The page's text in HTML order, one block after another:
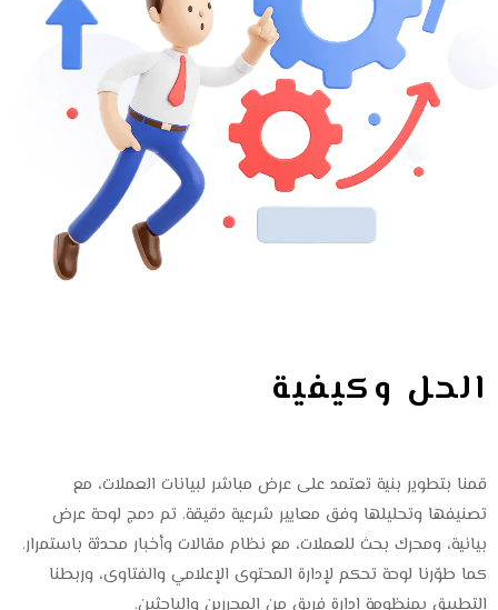
الحل وكيفية
قمنا بتطوير بنية تعتمد على عرض مباشر لبيانات العملات، مع
تصنيفها وتحليلها وفق معايير شرعية دقيقة. تم دمج لوحة عرض
بيانية، ومحرك بحث للعملات، مع نظام مقالات وأخبار محدثة باستمرار.
كما طوّرنا لوحة تحكم لإدارة المحتوى الإعلامي والفتاوى، وربطنا